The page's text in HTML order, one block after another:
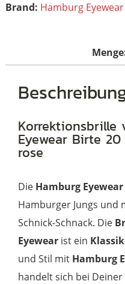
Brand: Hamburg Eyewear
Korrektionsbrille
Eyewear Birte
rose
Die Hamburg Eyewear
Hamburger Jungs und
Schnick-Schnack. Die
Eyewear ist ein
und Stil mit Hamburg
handelt sich bei Deiner